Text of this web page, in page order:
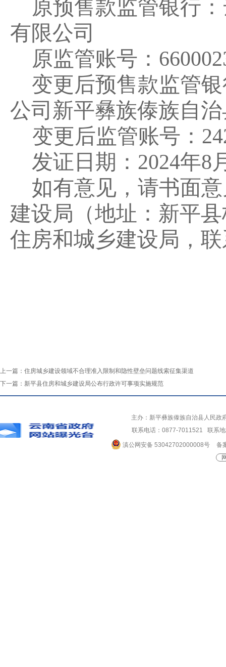
原预售款监管银行：
有限公司
原监管账号：
变更后预售款监管
公司新平彝族傣族自
变更后监管账号：
发证日期： 2024年8
如有意见，请书面
建设局（地址：新平
住房和城乡建设局，
上一篇： 住房城乡建设领域不合理准入限制和隐性壁垒问题线索征集渠道
下一篇： 新平县住房和城乡建设局公布行政许可事项实施规范
主办：新平彝族傣族自治县人民
联系电话：0877-7011521 联系
滇公网安备 53042702000008号
备